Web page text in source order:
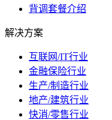
背调套餐介绍
解决方案
互联网/IT行业
金融保险行业
生产/制造行业
地产/建筑行业
快消/零售行业